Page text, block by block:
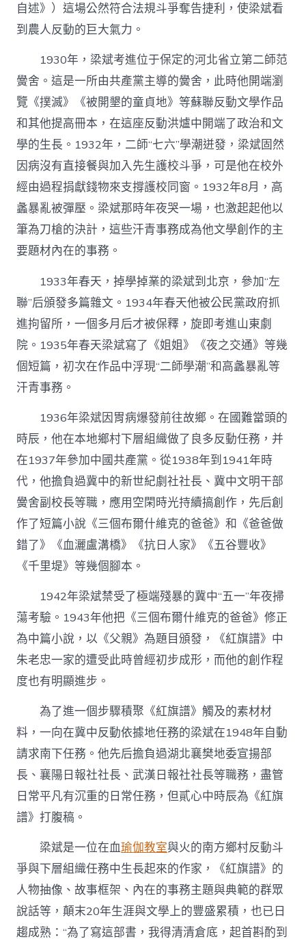
自述》）這場公然符合法規斗爭奪告捷利，使梁斌看
到農人反動的巨大氣力。
1930年，梁斌考進位于保定的河北省立第二師范
黌舍。這是一所由共產黨主導的黌舍，此時他開端瀏
覽《撲滅》《被開墾的童貞地》等蘇聯反動文學作品
和其他提高冊本，在這座反動洪爐中開端了政治和文
學的生長。1932年，二師“七六”學潮迸發，梁斌固然
因病沒有直接餐與加入先生護校斗爭，可是他在校外
經由過程捐獻錢物來支撐護校同窗。1932年8月，高
蠡暴亂被彈壓。梁斌那時年夜哭一場，也激起起他以
筆為刀槍的決計，這些汗青事務成為他文學創作的主
要題材內在的事務。
1933年春天，掉學掉業的梁斌到北京，參加“左
聯”后頒發多篇雜文。1934年春天他被公民黨政府抓
進拘留所，一個多月后才被保釋，旋即考進山東劇
院。1935年春天梁斌寫了《姐姐》《夜之交通》等幾
個短篇，初次在作品中浮現“二師學潮”和高蠡暴亂等
汗青事務。
1936年梁斌因胃病爆發前往故鄉。在國難當頭的
時辰，他在本地鄉村下層組織做了良多反動任務，并
在1937年參加中國共產黨。從1938年到1941年時
代，他擔負過冀中的新世紀劇社社長、冀中文明干部
黌舍副校長等職，應用空閑時光持續搞創作，先后創
作了短篇小說《三個布爾什維克的爸爸》和《爸爸做
錯了》《血灑盧溝橋》《抗日人家》《五谷豐收》
《千里堤》等幾個腳本。
1942年梁斌禁受了極端殘暴的冀中“五一”年夜掃
蕩考驗。1943年他把《三個布爾什維克的爸爸》修正
為中篇小說，以《父親》為題目頒發，《紅旗譜》中
朱老忠一家的遭受此時曾經初步成形，而他的創作程
度也有明顯進步。
為了進一個步驟積聚《紅旗譜》觸及的素材材
料，一向在冀中反動依據地任務的梁斌在1948年自動
請求南下任務。他先后擔負過湖北襄樊地委宣揚部
長、襄陽日報社社長、武漢日報社社長等職務，盡管
日常平凡有沉重的日常任務，但貳心中時辰為《紅旗
譜》打腹稿。
梁斌是一位在血瑜伽教室與火的南方鄉村反動斗
爭與下層組織任務中生長起來的作家，《紅旗譜》的
人物抽像、故事框架、內在的事務主題與典範的群眾
說話等，顛末20年生涯與文學上的豐盛累積，也已日
趨成熟：“為了寫這部書，我得清清倉底，起首斟酌到